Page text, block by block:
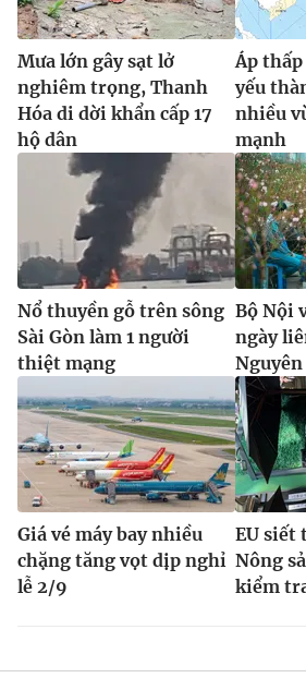
thuận bằng văn bản. Ghi rõ nguồn
thông tin từ website này.
Mưa lớn gây sạt lở
nghiêm trọng, Thanh
Hóa di dời khẩn cấp 17
hộ dân
Áp
yếu
nhiều
mạnh
Nổ thuyền gỗ trên sông
Sài Gòn làm 1 người
thiệt mạng
Bộ Nội
ngày
Giá vé máy bay nhiều
chặng tăng vọt dịp nghỉ
lễ 2/9
EU siết
Nông
kiểm